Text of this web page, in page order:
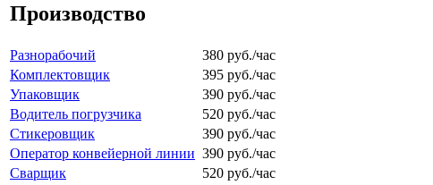
Производство
Разнорабочий
380 руб./час
Комплектовщик
395 руб./час
Упаковщик
390 руб./час
Водитель погрузчика
520 руб./час
Стикеровщик
390 руб./час
Оператор конвейерной линии 390 руб./час
Сварщик
520 руб./час